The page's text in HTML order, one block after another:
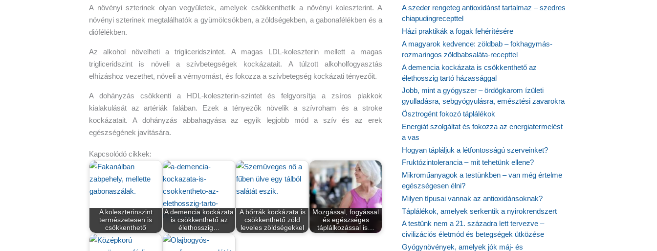
A növényi szterinek olyan vegyületek, amelyek csökkenthetik a növényi koleszterint. A
növényi szterinek megtalálhatók a gyümölcsökben, a zöldségekben, a gabonafélékben és a
diófélékben.
Az alkohol növelheti a trigliceridszintet. A magas LDL-koleszterin mellett a magas
trigliceridszint is növeli a szívbetegségek kockázatait. A túlzott alkoholfogyasztás
elhízáshoz vezethet, növeli a vérnyomást, és fokozza a szívbetegség kockázati tényezőit.
A dohányzás csökkenti a HDL-koleszterin-szintet és felgyorsítja a zsíros plakkok
kialakulását az artériák falában. Ezek a tényezők növelik a szívroham és a stroke
kockázatait. A dohányzás abbahagyása az egyik legjobb mód a szív és az erek
egészségének javítására.
Kapcsolódó cikkek:
A koleszterinszint
természetesen is
csökkenthető
A demencia kockázata
is csökkenthető az
élethosszig…
A bőrrák kockázata is
csökkenthető zöld
leveles zöldségekkel
Mozgással, fogyással
és egészséges
táplálkozással is…
A szeder rengeteg antioxidánst tartalmaz – szedres
chiapudingrecepttel
Házi praktikák a fogak fehérítésére
A magyarok kedvence: zöldbab – fokhagymás-
rozmaringos zöldbabsaláta-recepttel
A demencia kockázata is csökkenthető az
élethosszig tartó házassággal
Jobb, mint a gyógyszer – ördögkarom ízületi
gyulladásra, sebgyógyulásra, emésztési zavarokra
Ösztrogént fokozó táplálékok
Energiát szolgáltat és fokozza az energiatermelést
a vas
Hogyan tápláljuk a létfontosságú szerveinket?
Fruktózintolerancia – mit tehetünk ellene?
Mikroműanyagok a testünkben – van még értelme
egészségesen élni?
Milyen típusai vannak az antioxidánsoknak?
Táplálékok, amelyek serkentik a nyirokrendszert
A testünk nem a 21. századra lett tervezve –
civilizációs életmód és betegségek ütközése
Gyógynövények, amelyek jók máj- és